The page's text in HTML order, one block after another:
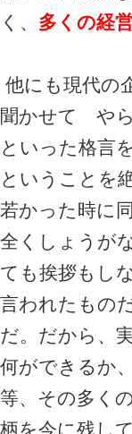
く、 多くの経
他にも現代の
聞かせて や
といった格言
ということを
若かった時に
全くしょうが
ても挨拶もし
言われたもの
だ。だから、
何ができるか
等、その多く
柄を今に残し